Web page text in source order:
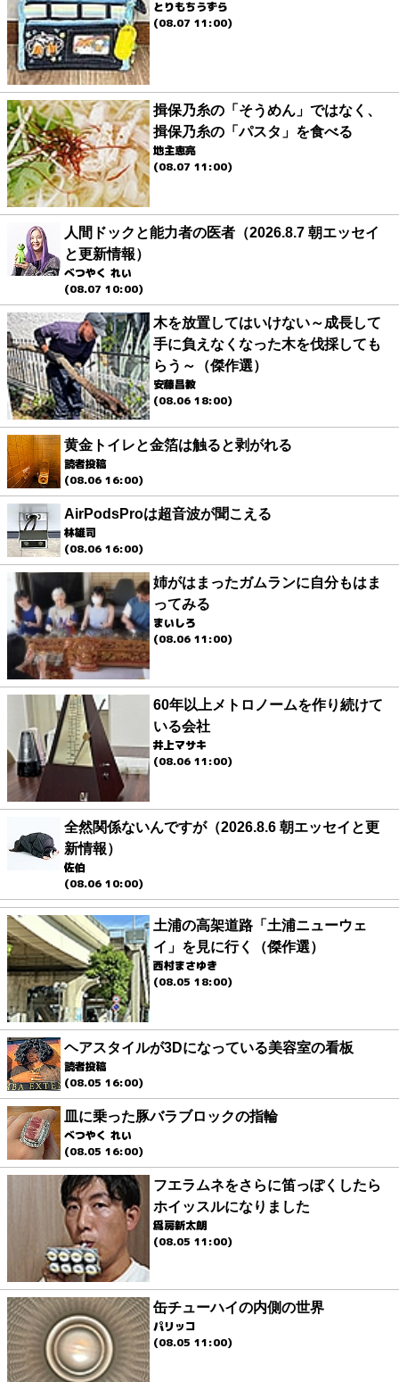
とりもちうずら
(08.07 11:00)
揖保乃糸の「そうめん」ではなく、
揖保乃糸の「パスタ」を食べる
地主恵亮
(08.07 11:00)
人間ドックと能力者の医者（2026.8.7 朝エッセイ
と更新情報）
べつやく れい
(08.07 10:00)
木を放置してはいけない～成長して
手に負えなくなった木を伐採しても
らう～（傑作選）
安藤昌教
(08.06 18:00)
黄金トイレと金箔は触ると剥がれる
読者投稿
(08.06 16:00)
AirPodsProは超音波が聞こえる
林雄司
(08.06 16:00)
姉がはまったガムランに自分もはま
ってみる
まいしろ
(08.06 11:00)
60年以上メトロノームを作り続けて
いる会社
井上マサキ
(08.06 11:00)
全然関係ないんですが（2026.8.6 朝エッセイと更
新情報）
佐伯
(08.06 10:00)
土浦の高架道路「土浦ニューウェ
イ」を見に行く（傑作選）
西村まさゆき
(08.05 18:00)
ヘアスタイルが3Dになっている美容室の看板
読者投稿
(08.05 16:00)
皿に乗った豚バラブロックの指輪
べつやく れい
(08.05 16:00)
フエラムネをさらに笛っぽくしたら
ホイッスルになりました
爲房新太朗
(08.05 11:00)
缶チューハイの内側の世界
パリッコ
(08.05 11:00)